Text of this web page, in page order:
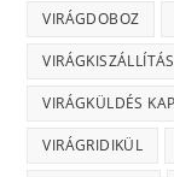
VIRÁGDOBOZ
VIRÁGKISZÁLLÍTÁS
VIRÁGKÜLDÉS
VIRÁGRIDIKÜL